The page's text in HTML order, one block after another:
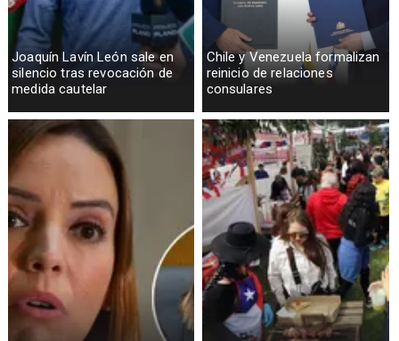
Joaquín Lavín León sale en
silencio tras revocación de
medida cautelar
Chile y Venezuela formalizan
reinicio de relaciones
consulares